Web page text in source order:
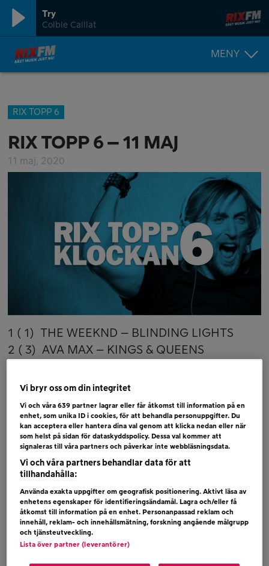
Try
Colbie Caillat
MENY
RIX TOPP 6
RIX TOPP 6 – 11 MAJ
11 maj, 2020
1 ( 1) THE WEEKND – BLINDING LIGHTS
2 ( 3) AVA MAX – KINGS & QUEENS
4 ( 4) ROBIN BENGTSSON – TAKE A CHANCE
5 (NY) HARRY STYLES – ADORE YOU
6 ( 5) SMITH & THELL – GOLIATH
Bubblare
LANCE & LINTON – SUNSHINE
MOLLY HAMMAR – ALONE
BEN & TAN – YES
Vi bryr oss om din integritet
Vi och våra639 partner lagrar eller får åtkomst till information på en
enhet, som unika ID i cookies, för att behandla personuppgifter. Du
kan acceptera eller hantera dina val genom att klicka nedan eller när
som helst på sidan för dataskyddspolicy. Dessa val kommer att
signaleras till våra partners och påverkar inte webbläsningsdata.
Vi och våra partners behandlar data för att
tillhandahålla:
Använda exakta uppgifter om geografisk positionering. Aktivt läsa av
enhetens egenskaper för identifieringsändamål. Lagra och/eller få
åtkomst till information på en enhet. Personanpassad reklam och
innehåll, reklam- och innehållsmätning, forskning angående målgrupp
och tjänsteutveckling.
Lista över partner (leverantörer)